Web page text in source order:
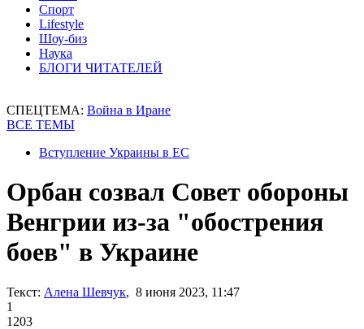
Спорт
Lifestyle
Шоу-биз
Наука
БЛОГИ ЧИТАТЕЛЕЙ
СПЕЦТЕМА: Война в Иране
ВСЕ ТЕМЫ
Вступление Украины в ЕС
Орбан созвал Совет обороны
Венгрии из-за "обострения
боев" в Украине
Текст: Алена Шевчук, 8 июня 2023, 11:47
1
1203